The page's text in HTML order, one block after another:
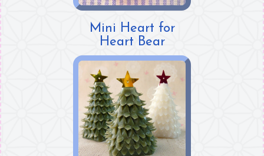
Mini Heart for
Heart Bear